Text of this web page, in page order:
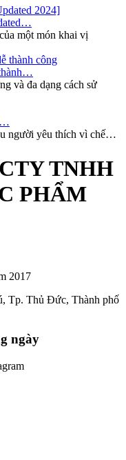
một món khai vị
và đa dạng cách sử
người yêu thích vì chế…
TNHH
PHẨM
2017
Tp. Thủ Đức, Thành phố
ngày